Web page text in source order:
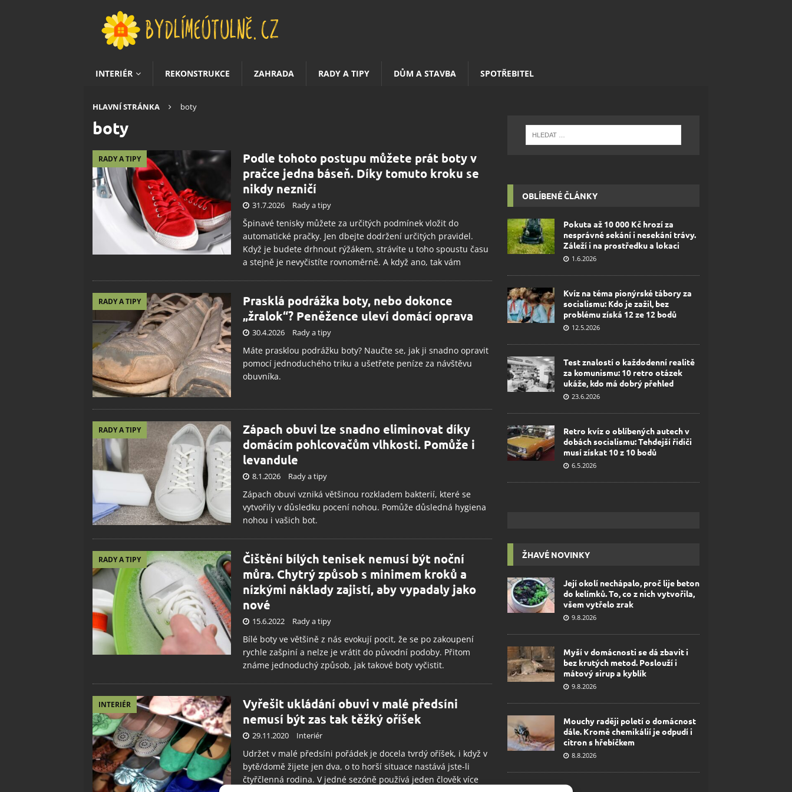
INTERIÉR REKONSTRUKCE ZAHRADA RADY A TIPY DŮM A STAVBA SPOTŘEBITEL
HLAVNÍ STRÁNKA boty
boty
RADY A TIPY
Podle tohoto postupu můžete prát boty v
pračce jedna báseň. Díky tomuto kroku se
nikdy nezničí
31.7.2026 Rady a tipy
Špinavé tenisky můžete za určitých podmínek vložit do
automatické pračky. Jen dbejte dodržení určitých pravidel.
Když je budete drhnout rýžákem, strávíte u toho spoustu času
a stejně je nevyčistíte rovnoměrně. A když ano, tak vám
RADY A TIPY
Prasklá podrážka boty, nebo dokonce
„žralok“? Peněžence uleví domácí oprava
30.4.2026 Rady a tipy
Máte prasklou podrážku boty? Naučte se, jak ji snadno opravit
pomocí jednoduchého triku a ušetřete peníze za návštěvu
obuvníka.
RADY A TIPY
Zápach obuvi lze snadno eliminovat díky
domácím pohlcovačům vlhkosti. Pomůže i
levandule
8.1.2026 Rady a tipy
Zápach obuvi vzniká většinou rozkladem bakterií, které se
vytvořily v důsledku pocení nohou. Pomůže důsledná hygiena
nohou i vašich bot.
RADY A TIPY
Čištění bílých tenisek nemusí být noční
můra. Chytrý způsob s minimem kroků a
nízkými náklady zajistí, aby vypadaly jako
nové
15.6.2022 Rady a tipy
Bílé boty ve většině z nás evokují pocit, že se po zakoupení
rychle zašpiní a nelze je vrátit do původní podoby. Přitom
známe jednoduchý způsob, jak takové boty vyčistit.
INTERIÉR
Vyřešit ukládání obuvi v malé předsíni
nemusí být zas tak těžký oříšek
29.11.2020 Interiér
Udržet v malé předsíni pořádek je docela tvrdý oříšek, i když v
bytě/domě žijete jen dva, o to horší situace nastává jste-li
čtyřčlenná rodina. V jedné sezóně používá jeden člověk více
OBLÍBENÉ ČLÁNKY
Pokuta až 10 000 Kč hrozí za
nesprávné sekání i nesekání trávy.
Záleží i na prostředku a lokaci
1.6.2026
Kvíz na téma pionýrské tábory za
socialismu: Kdo je zažil, bez
problému získá 12 ze 12 bodů
12.5.2026
Test znalostí o každodenní realitě
za komunismu: 10 retro otázek
ukáže, kdo má dobrý přehled
23.6.2026
Retro kvíz o oblíbených autech v
dobách socialismu: Tehdejší řidiči
musí získat 10 z 10 bodů
6.5.2026
ŽHAVÉ NOVINKY
Její okolí nechápalo, proč lije beton
do kelímků. To, co z nich vytvořila,
všem vytřelo zrak
9.8.2026
Myší v domácnosti se dá zbavit i
bez krutých metod. Poslouží i
mátový sirup a kyblík
9.8.2026
Mouchy raději poletí o domácnost
dále. Kromě chemikálií je odpudí i
citron s hřebíčkem
8.8.2026